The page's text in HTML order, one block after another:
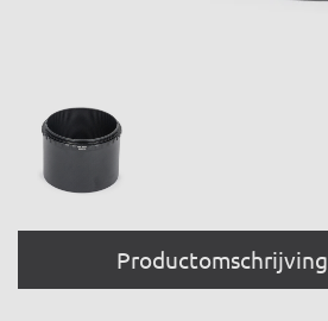
Productomschrijving